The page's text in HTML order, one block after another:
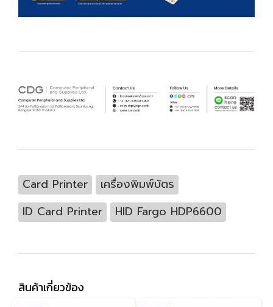
Card Printer
เครื่องพิมพ์บัตร
ID Card Printer
HID Fargo HDP6600
สินค้าเกี่ยวข้อง